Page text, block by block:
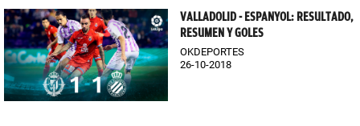
VALLADOLID - ESPANYOL: RESULTADO,
RESUMEN Y GOLES
OKDEPORTES
26-10-2018